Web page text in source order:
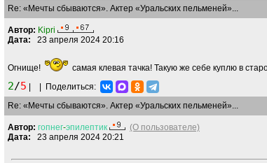
Re: «Мечты сбываются». Актер «Уральских пельменей»...
Автор: Kipri
Дата: 23 апреля 2024 20:16
Огнище! самая клевая тачка! Такую же себе куплю в
2/5
Поделиться:
Re: «Мечты сбываются». Актер «Уральских пельменей»...
Автор: гопнег-эпилептик
(О пользователе)
Дата: 23 апреля 2024 20:21